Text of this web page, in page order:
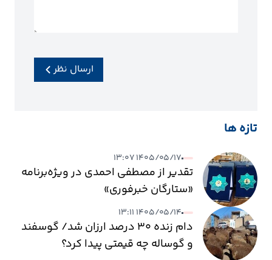
ارسال نظر
تازه ها
۱۴۰۵/۰۵/۱۷ ۱۳:۰۷
تقدیر از مصطفی احمدی در ویژه‌برنامه
«ستارگان خبرفوری»
۱۴۰۵/۰۵/۱۴ ۱۳:۱۱
دام زنده ۳۰ درصد ارزان شد/ گوسفند
و گوساله چه قیمتی پیدا کرد؟